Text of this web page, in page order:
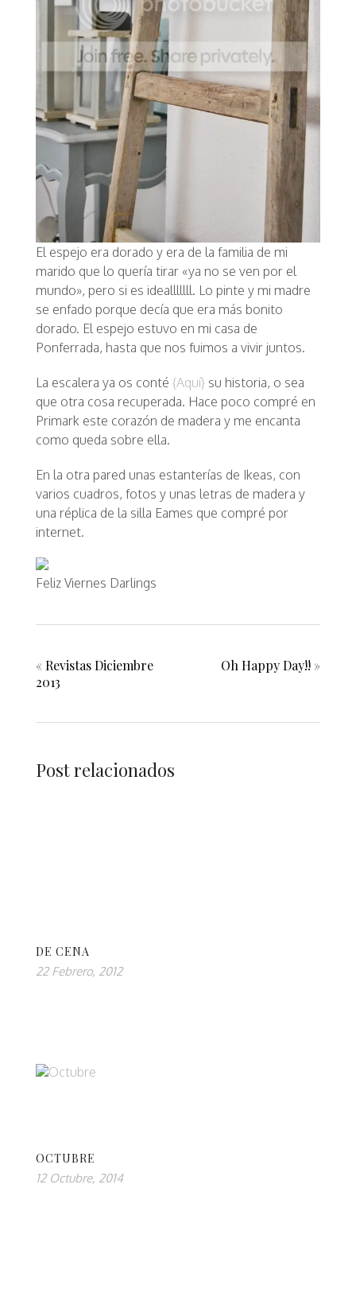
El espejo era dorado y era de la familia de mi
marido que lo quería tirar «ya no se ven por el
mundo», pero si es idealllllll. Lo pinte y mi madre
se enfado porque decía que era más bonito
dorado. El espejo estuvo en mi casa de
Ponferrada, hasta que nos fuimos a vivir juntos.
La escalera ya os conté {Aquí}su historia, o sea
que otra cosa recuperada. Hace poco compré en
Primark este corazón de madera y me encanta
como queda sobre ella.
En la otra pared unas estanterías de Ikeas, con
varios cuadros, fotos y unas letras de madera y
una réplica de la silla Eames que compré por
internet.
Feliz Viernes Darlings
« Revistas Diciembre
2013
Oh Happy Day!! »
Post relacionados
DE CENA
22 Febrero, 2012
OCTUBRE
12 Octubre, 2014